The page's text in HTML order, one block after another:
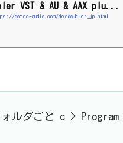
VST & AU & AAX plu...
dotec-audio.com/deedoubler_jp.html
ルダごと c >